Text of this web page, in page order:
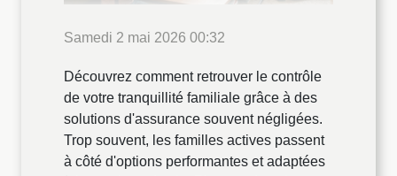
Samedi 2 mai 2026 00:32
Découvrez comment retrouver le contrôle
de votre tranquillité familiale grâce à des
solutions d'assurance souvent négligées.
Trop souvent, les familles actives passent
à côté d'options performantes et adaptées